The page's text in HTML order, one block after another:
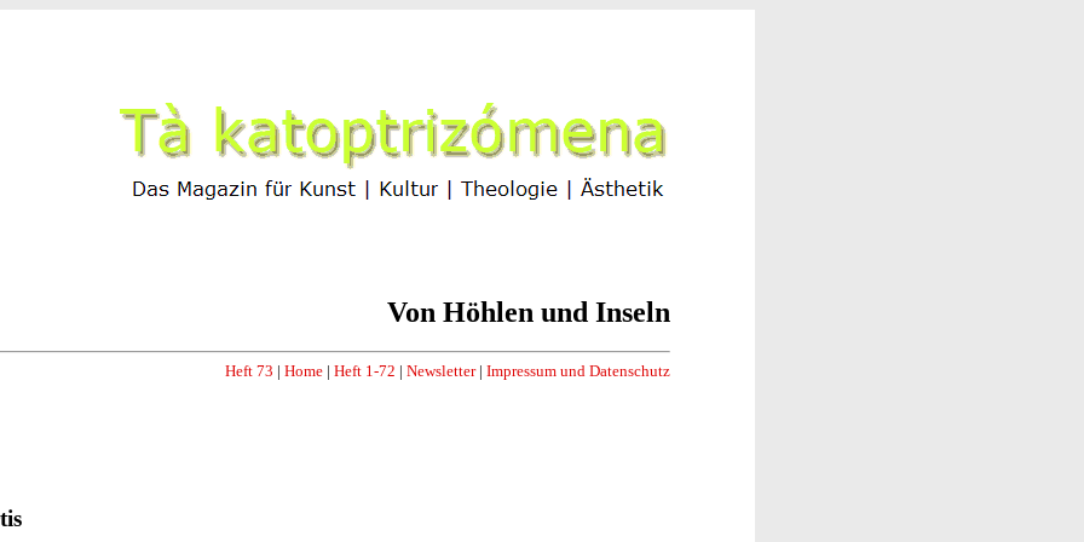
Von Höhlen und Inseln
Heft 73 | Home | Heft 1-72 | Newsletter| Impressum und Datenschutz